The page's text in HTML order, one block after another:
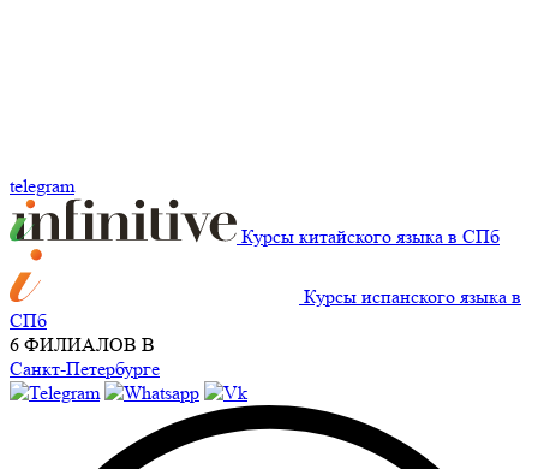
telegram
Курсы китайского языка в СПб
Курсы испанского языка в
СПб
6 ФИЛИАЛОВ В
Санкт-Петербурге